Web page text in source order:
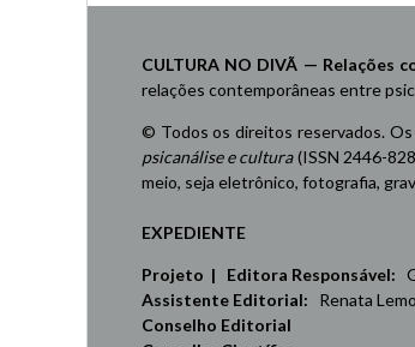
CULTURA NO DIVÃ — Relações
relações contemporâneas entre
© Todos os direitos reservados.
psicanálise e cultura(ISSN 2446-
meio, seja eletrônico, fotografia,
EXPEDIENTE
Projeto | Editora Responsável:
Assistente Editorial: Renata
Conselho Editorial